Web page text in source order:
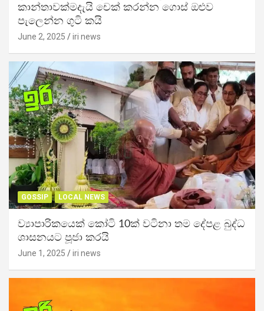
කාන්තාවක්මදැයි චෙක් කරන්න ගොස් ඔළුව
පැලෙන්න ගුටි කයි
June 2, 2025 iri news
GOSSIP LOCAL NEWS
ව්‍යාපාරිකයෙක් කෝටි 10ක් වටිනා තම දේපළ බුද්ධ
ශාසනයට පූජා කරයි
June 1, 2025 iri news